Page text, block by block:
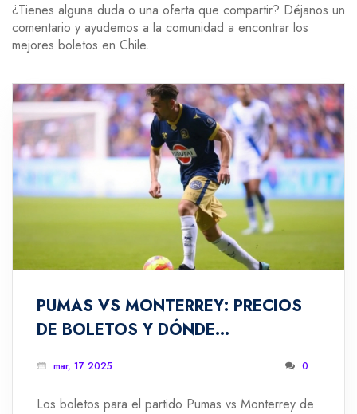
¿Tienes alguna duda o una oferta que compartir? Déjanos un
comentario y ayudemos a la comunidad a encontrar los
mejores boletos en Chile.
PUMAS VS MONTERREY: PRECIOS
DE BOLETOS Y DÓNDE
12 DE LIGA MX
mar, 17 2025 0
Los boletos para el partido Pumas vs Monterrey de